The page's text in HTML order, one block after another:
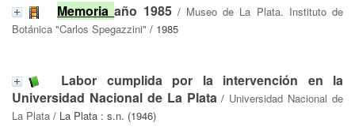
Memoriaaño 1985/ Museo de La Plata. Instituto de
Botánica "Carlos Spegazzini" / 1985
Labor cumplida por la intervención en la
Universidad Nacional de La Plata/ Universidad Nacional de
La Plata / La Plata : s.n. (1946)